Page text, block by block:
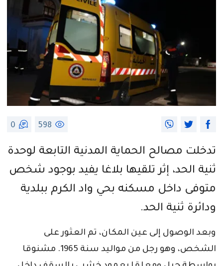
598
0
تدخلت مصالح الحماية المدنية التابعة لوحدة
ثنية الحد، إثر تلقيها بلاغا يفيد بوجود شخص
متوفى داخل مسكنه بحي واد الكرم ببلدية
ودائرة ثنية الحد.
وبعد الوصول إلى عين المكان، تم العثور على
الشخص، وهو رجل من مواليد سنة 1965. مشنوقا